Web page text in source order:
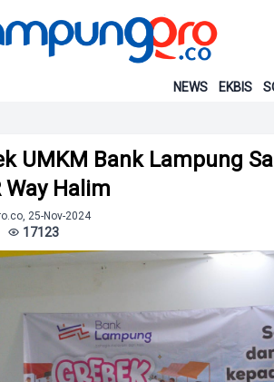
NEWS EKBIS
UMKM Bank Lampung
Way Halim
25-Nov-2024
17123